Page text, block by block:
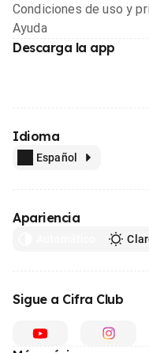
Condiciones de uso y
Ayuda
Descarga la app
Idioma
Español
Apariencia
Sigue a Cifra Club